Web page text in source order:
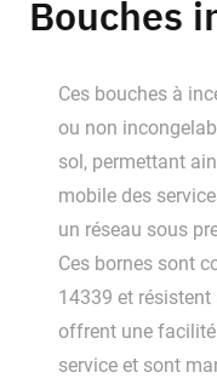
Bouches
Ces bouches à
ou non
sol, permettant
mobile des
un réseau sous
Ces bornes sont
14339 et résistent
offrent une
service et sont